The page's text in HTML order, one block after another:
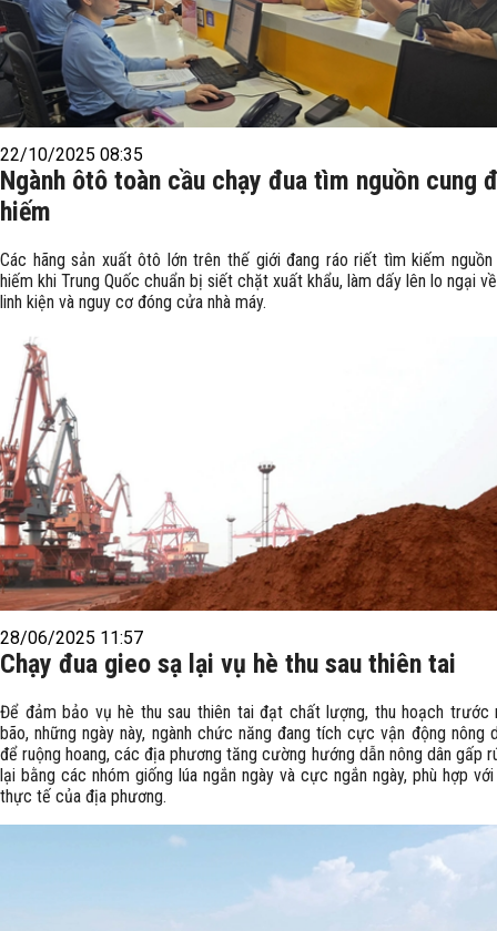
22/10/2025 08:35
Ngành ôtô toàn cầu chạy đua tìm nguồn cung
hiếm
Các hãng sản xuất ôtô lớn trên thế giới đang ráo riết tìm kiếm
hiếm khi Trung Quốc chuẩn bị siết chặt xuất khẩu, làm dấy lên lo ngại
linh kiện và nguy cơ đóng cửa nhà máy.
28/06/2025 11:57
Chạy đua gieo sạ lại vụ hè thu sau thiên tai
Để đảm bảo vụ hè thu sau thiên tai đạt chất lượng, thu hoạch trước
bão, những ngày này, ngành chức năng đang tích cực vận động nông
để ruộng hoang, các địa phương tăng cường hướng dẫn nông dân gấp
lại bằng các nhóm giống lúa ngắn ngày và cực ngắn ngày, phù hợp
thực tế của địa phương.